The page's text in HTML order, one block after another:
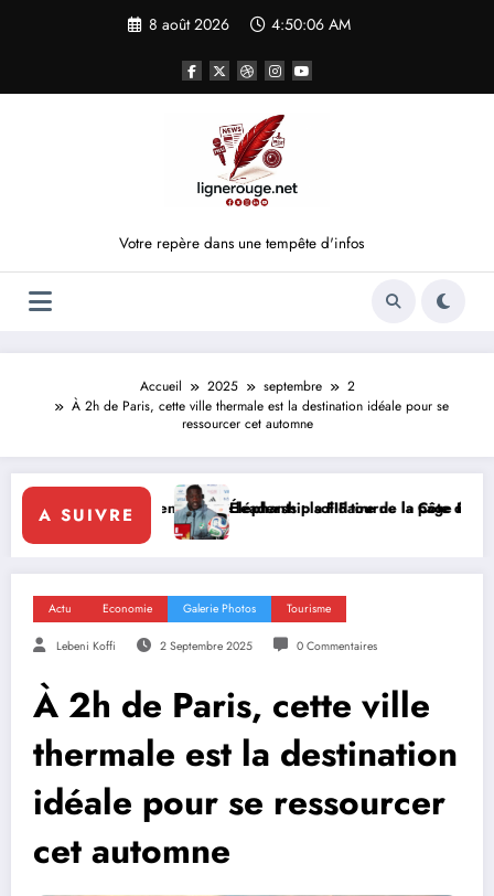
8 août 2026 4:50:06 AM
Votre repère dans une tempête d'infos
Accueil 2025 septembre
2
À 2h de Paris, cette ville thermale est la destination idéale pour se
ressourcer cet automne
A SUIVRE
le leadership solidaire de la Côte d’Ivoire en Afrique
Éléphants : la FIF tourne la page Emerse Faé
Actu Economie Galerie Photos Tourisme
Lebeni Koffi 2 Septembre 2025 0 Commentaires
À 2h de Paris, cette ville
thermale est la destination
idéale pour se ressourcer
cet automne